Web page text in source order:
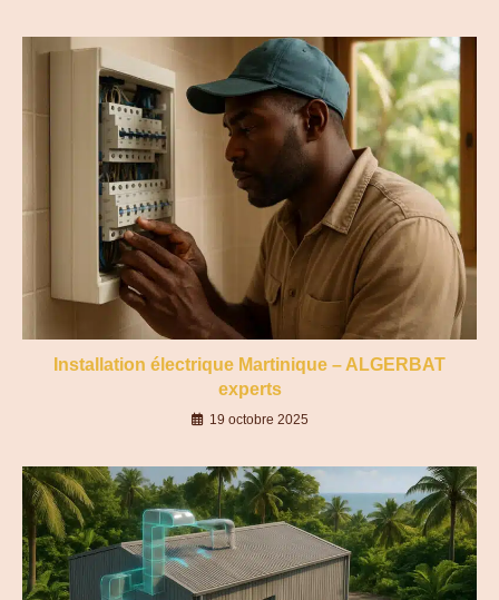
Installation électrique Martinique – ALGERBAT
experts
19 octobre 2025